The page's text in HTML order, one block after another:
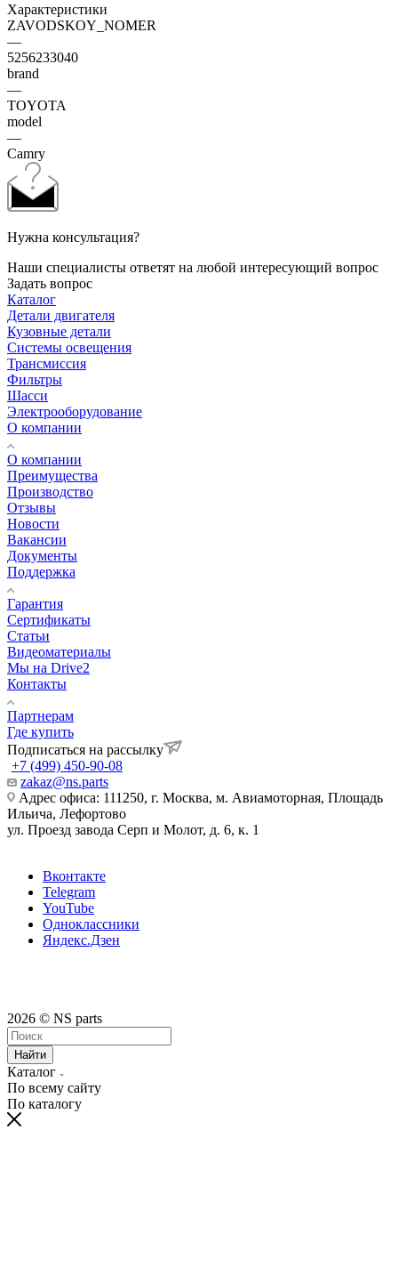
Характеристики
ZAVODSKOY_NOMER
—
5256233040
brand
—
TOYOTA
model
—
Camry
Нужна консультация?
Наши специалисты ответят на любой интересующий вопрос
Задать вопрос
Каталог
Детали двигателя
Кузовные детали
Системы освещения
Трансмиссия
Фильтры
Шасси
Электрооборудование
О компании
О компании
Преимущества
Производство
Отзывы
Новости
Вакансии
Документы
Поддержка
Гарантия
Сертификаты
Статьи
Видеоматериалы
Мы на Drive2
Контакты
Партнерам
Где купить
Подписаться на рассылку
+7 (499) 450-90-08
zakaz@ns.parts
Адрес офиса: 111250, г. Москва, м. Авиамоторная, Площадь
Ильича, Лефортово
ул. Проезд завода Серп и Молот, д. 6, к. 1
Вконтакте
Telegram
YouTube
Одноклассники
Яндекс.Дзен
2026 © NS parts
Найти
Каталог
По всему сайту
По каталогу